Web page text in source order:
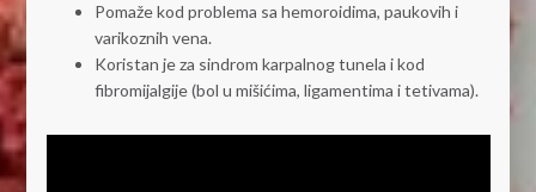
Pomaže kod problema sa hemoroidima, paukovih i
varikoznih vena.
Koristan je za sindrom karpalnog tunela i kod
fibromijalgije (bol u mišićima, ligamentima i tetivama).